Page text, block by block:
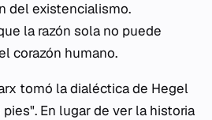
del existencialismo.
la razón sola no puede
corazón humano.
tomó la dialéctica de Hegel
En lugar de ver la historia